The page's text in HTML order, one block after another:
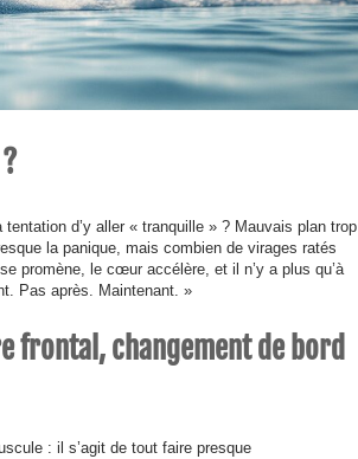
d’y aller « tranquille » ? Mauvais plan trop
la panique, mais combien de virages ratés
promène, le cœur accélère, et il n’y a plus qu’à
Pas après. Maintenant. »
frontal, changement de bord
: il s’agit de tout faire presque